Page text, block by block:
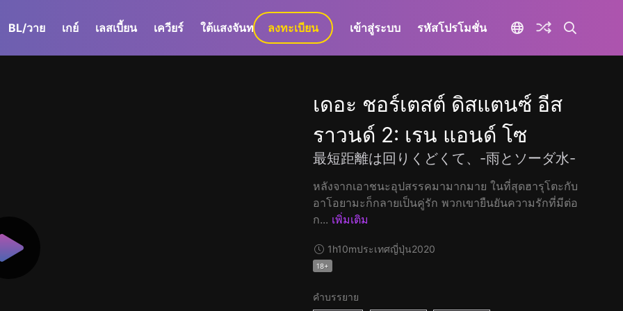
BL/วาย เกย์ เลสเบี้ยน เควียร์ ใต้แสงจันทร์ GaLa+
ลงทะเบียน เข้าสู่ระบบ รหัสโปรโมชั่น
เดอะ ชอร์เตสต์ ดิสแตนซ์ อีส
ราวนด์ 2: เรน แอนด์ โซ
最短距離は回りくどくて、-雨とソーダ水-
หลังจากเอาชนะอุปสรรคมามากมาย ในที่สุดฮารุโตะกับ
อาโอยามะก็กลายเป็นคู่รัก พวกเขายืนยันความรักที่มีต่อ
ก... เพิ่มเติม
1h10mประเทศญี่ปุ่น2020
18+
คำบรรยาย